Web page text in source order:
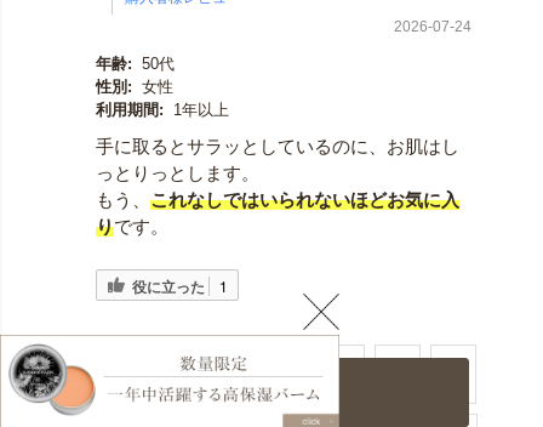
カートに入れる
2026-07-24
年齢: 50代
性別: 女性
利用期間:
1年以上
手に取るとサラッとしているのに、お肌はし
っとりっとします。
もう、 これなしではいられないほどお気に入
りです。
役に立った 1
​1 ​2